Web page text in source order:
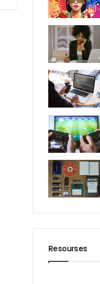
Resourses